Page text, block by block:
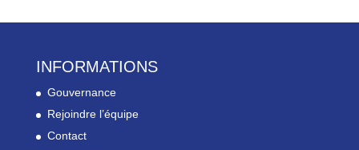
INFORMATIONS
Gouvernance
Rejoindre l’équipe
Contact